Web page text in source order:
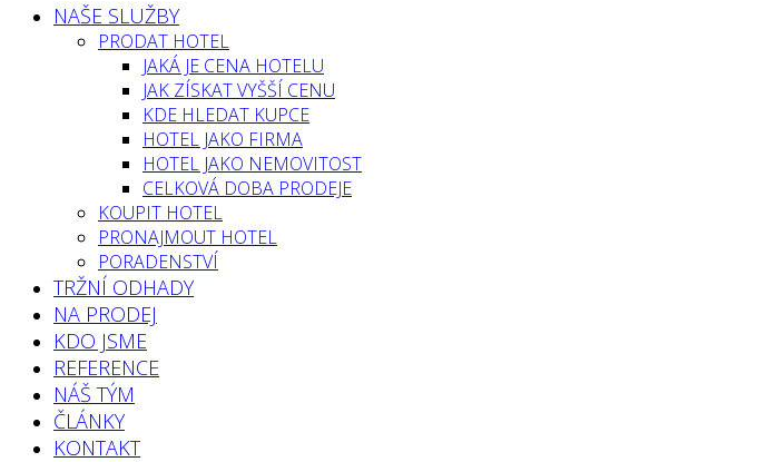
NAŠE SLUŽBY
PRODAT HOTEL
JAKÁ JE CENA HOTELU
JAK ZÍSKAT VYŠŠÍ CENU
KDE HLEDAT KUPCE
HOTEL JAKO FIRMA
HOTEL JAKO NEMOVITOST
CELKOVÁ DOBA PRODEJE
KOUPIT HOTEL
PRONAJMOUT HOTEL
PORADENSTVÍ
TRŽNÍ ODHADY
NA PRODEJ
KDO JSME
REFERENCE
NÁŠ TÝM
ČLÁNKY
KONTAKT